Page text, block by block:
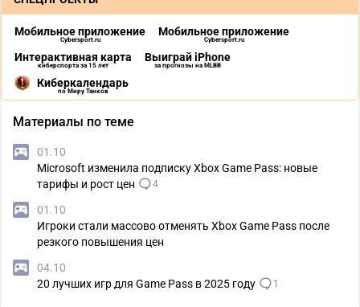
Мобильное приложение
Cybersport.ru
Мобильное приложение
Cybersport.ru
Интерактивная карта
киберспорта за 15 лет
Выиграй iPhone
за прогнозы на MLBB
Киберкалендарь
по Миру Танков
Материалы по теме
01.10
Microsoft изменила подписку Xbox Game Pass: новые
тарифы и рост цен
4
01.10
Игроки стали массово отменять Xbox Game Pass после
резкого повышения цен
04.10
20 лучших игр для Game Pass в 2025 году
1